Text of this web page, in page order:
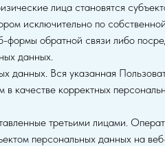
лица становятся
исключительно по
обратной связи либо
данных.
данных. Вся указанная
качестве корректных
третьими лицами.
персональных данных на